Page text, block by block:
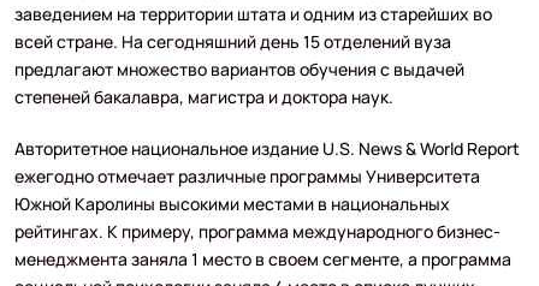
заведением на территории штата и одним из старейших во
всей стране. На сегодняшний день 15 отделений вуза
предлагают множество вариантов обучения с выдачей
степеней бакалавра, магистра и доктора наук.
Авторитетное национальное издание U.S. News & World Report
ежегодно отмечает различные программы Университета
Южной Каролины высокими местами в национальных
рейтингах. К примеру, программа международного бизнес-
менеджмента заняла 1 место в своем сегменте, а программа